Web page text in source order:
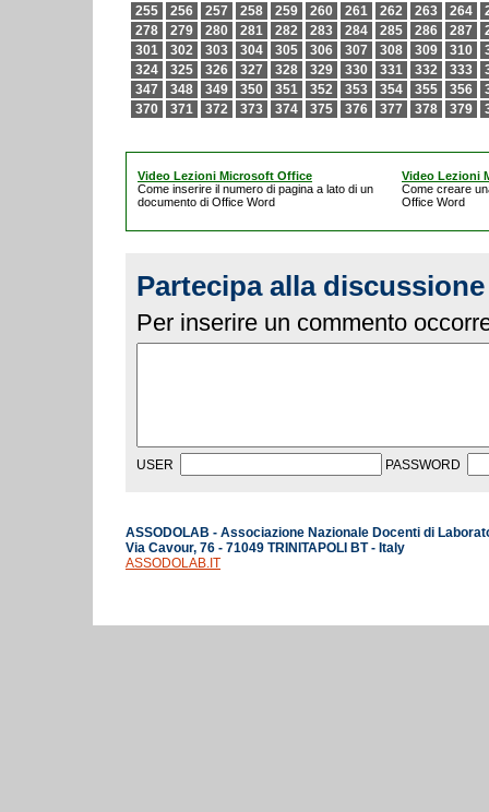
255 256 257 258 259 260 261 262 263 264
278
279 280 281 282 283 284 285 286 287
301
302 303 304 305 306 307 308 309 310
324
325 326 327 328 329 330 331 332 333
347
348 349 350 351 352 353 354 355 356
370
371 372 373 374 375 376 377 378 379
Video Lezioni Microsoft Office
Come inserire il numero di pagina a lato di un
documento di Office Word
Video Lezioni
Come creare
Office Word
Partecipa alla discussione
Per inserire un commento
USER PASSWORD
ASSODOLAB - Associazione Nazionale Docenti di
Via Cavour, 76 - 71049 TRINITAPOLI BT - Italy
ASSODOLAB.IT